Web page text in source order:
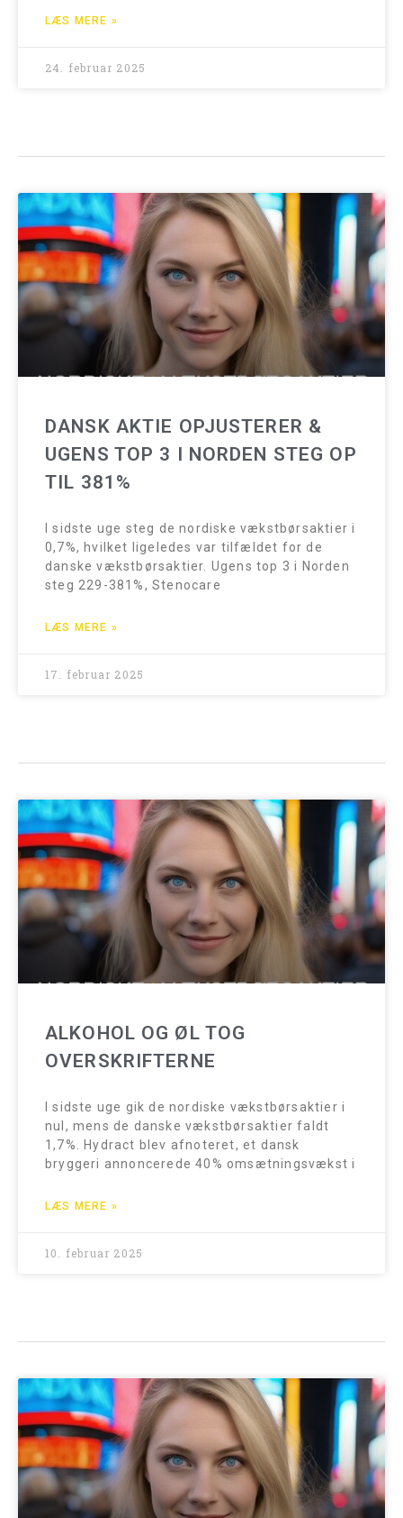
LÆS MERE »
24. februar 2025
DANSK AKTIE OPJUSTERER &
UGENS TOP 3 I NORDEN STEG OP
TIL 381%
I sidste uge steg de nordiske vækstbørsaktier i
0,7%, hvilket ligeledes var tilfældet for de
danske vækstbørsaktier. Ugens top 3 i Norden
steg 229-381%, Stenocare
LÆS MERE »
17. februar 2025
ALKOHOL OG ØL TOG
OVERSKRIFTERNE
I sidste uge gik de nordiske vækstbørsaktier i
nul, mens de danske vækstbørsaktier faldt
1,7%. Hydract blev afnoteret, et dansk
bryggeri annoncerede 40% omsætningsvækst i
LÆS MERE »
10. februar 2025